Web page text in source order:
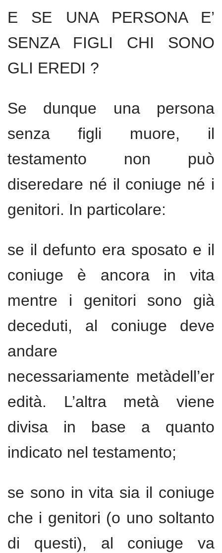
E SE UNA PERSONA E’
SENZA FIGLI CHI SONO
GLI EREDI ?
Se dunque una persona
senza figli muore, il
testamento non può
diseredare né il coniuge né i
genitori. In particolare:
se il defunto era sposato e il
coniuge è ancora in vita
mentre i genitori sono già
deceduti, al coniuge deve
andare
necessariamente metàdell’er
edità. L’altra metà viene
divisa in base a quanto
indicato nel testamento;
se sono in vita sia il coniuge
che i genitori (o uno soltanto
di questi), al coniuge va